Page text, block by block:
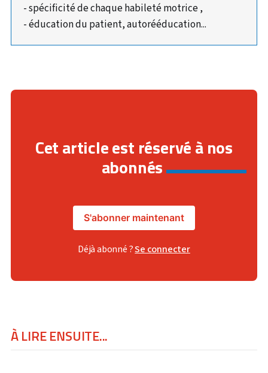
- spécificité de chaque habileté motrice ,
- éducation du patient, autorééducation...
Cet article est réservé à nos
abonnés
S'abonner maintenant
Déjà abonné ?Se connecter
À LIRE ENSUITE...